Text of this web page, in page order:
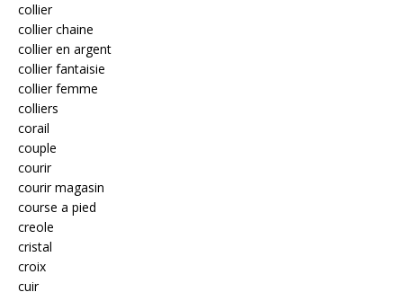
collier
collier chaine
collier en argent
collier fantaisie
collier femme
colliers
corail
couple
courir
courir magasin
course a pied
creole
cristal
croix
cuir